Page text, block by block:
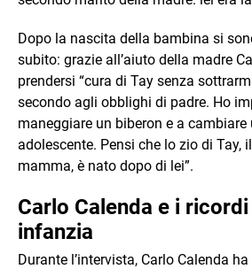
Dopo la nascita della bambina si
subito: grazie all’aiuto della madre
prendersi “cura di Tay senza
secondo agli obblighi di padre. Ho
maneggiare un biberon e a
adolescente. Pensi che lo zio di Tay,
mamma, è nato dopo di lei”.
Carlo Calenda e i
infanzia
Durante l’intervista, Carlo Calenda